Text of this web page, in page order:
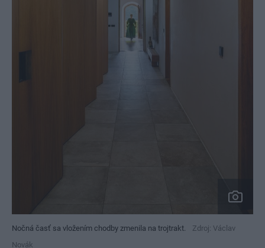
Nočná časť sa vložením chodby zmenila na trojtrakt.
Zdroj: Václav
Novák